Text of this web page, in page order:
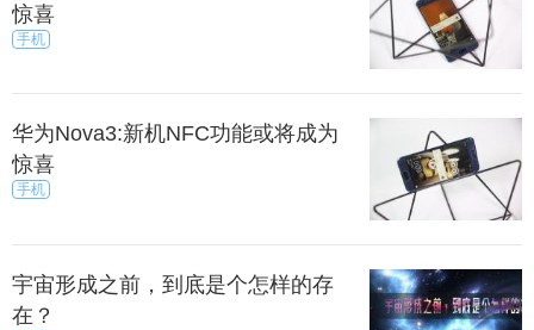
惊喜
手机
华为Nova3:新机NFC功能或将成为
惊喜
手机
宇宙形成之前，到底是个怎样的存
在？